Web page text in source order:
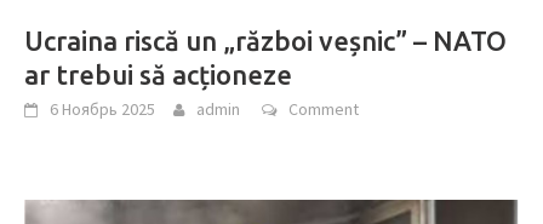
Ucraina riscă un „război veșnic” – NATO
ar trebui să acționeze
6 Ноябрь 2025 admin Comment